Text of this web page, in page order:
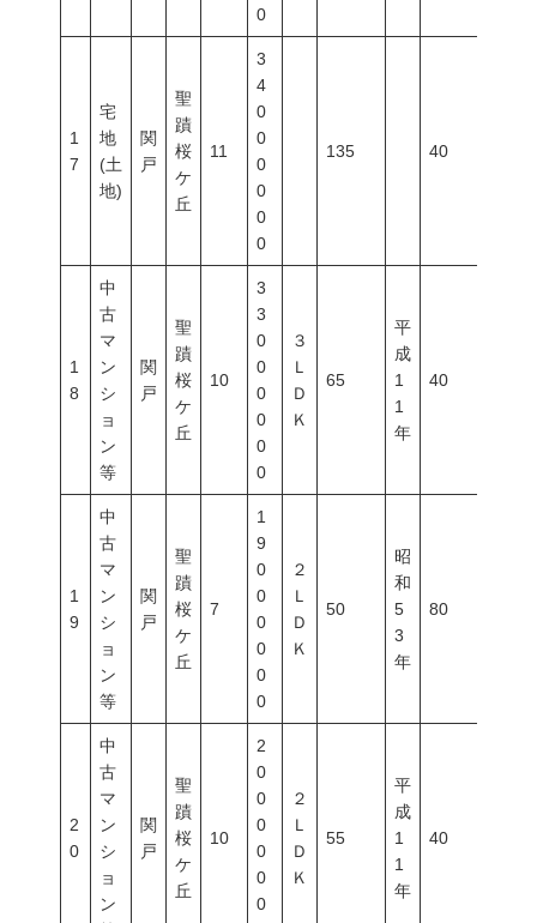
0
1
7
宅
地
(土
地)
関
戸
聖
蹟
桜
ケ
丘
11
3
4
0
0
0
0
0
0
135 40
1
8
中
古
マ
ン
シ
ョ
ン
等
関
戸
聖
蹟
桜
ケ
丘
10
3
3
0
0
0
0
0
0
３
Ｌ
Ｄ
Ｋ
65
平
成
1
1
年
40
1
9
中
古
マ
ン
シ
ョ
ン
等
関
戸
聖
蹟
桜
ケ
丘
7
1
9
0
0
0
0
0
0
２
Ｌ
Ｄ
Ｋ
50
昭
和
5
3
年
80
2
0
中
古
マ
ン
シ
ョ
ン
関
戸
聖
蹟
桜
ケ
丘
10
2
0
0
0
0
0
0
２
Ｌ
Ｄ
Ｋ
55
平
成
1
1
年
40